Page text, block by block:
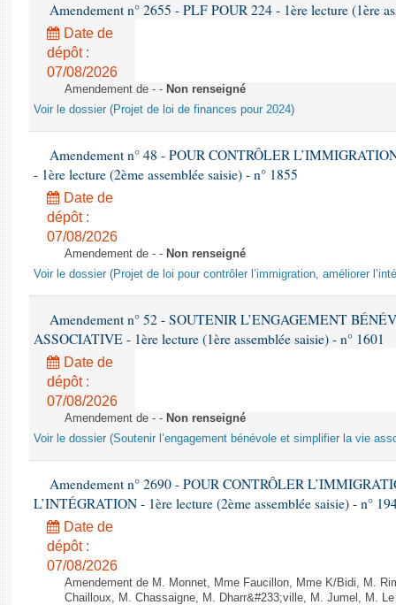
Amendement n° 2655 - PLF POUR 224 - 1ère lecture (1ère
Date de
dépôt :
07/08/2026
Amendement de - - Non renseigné
Voir le dossier (Projet de loi de finances pour 2024)
Amendement n° 48 - POUR CONTRÔLER
- 1ère lecture (2ème assemblée saisie) - n° 1855
Date de
dépôt :
07/08/2026
Amendement de - - Non renseigné
Voir le dossier (Projet de loi pour contrôler l’immigration, améliorer
Amendement n° 52 - SOUTENIR L’ENGAGEMENT
ASSOCIATIVE - 1ère lecture (1ère assemblée saisie) - n° 1601
Date de
dépôt :
07/08/2026
Amendement de - - Non renseigné
Voir le dossier (Soutenir l’engagement bénévole et simplifier la vie
Amendement n° 2690 - POUR CONTRÔLER
L’INTÉGRATION - 1ère lecture (2ème assemblée saisie) - n°
Date de
dépôt :
07/08/2026
Amendement de M. Monnet, Mme Faucillon, Mme K/Bidi, M.
Chailloux, M. Chassaigne, M. Dharr&#233;ville, M. Jumel, M.